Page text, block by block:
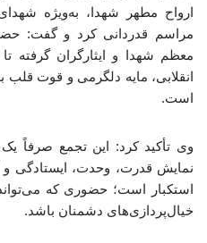
ارواح مطهر شهدا، به‌ویژه
مراسم قدردانی کرد و گفت:
معظم شهدا و ایثارگران گرفته
انقلابی، مایه دلگرمی و قوت قلب
است.
وی تأکید کرد: این تجمع صرفاً
نمایش قدرت، وحدت، ایستادگی و
استکبار است؛ حضوری که
خیال‌پردازی‌های دشمنان باشد.